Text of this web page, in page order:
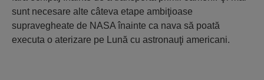
sunt necesare alte câteva etape ambiţioase
supravegheate de NASA înainte ca nava să poată
executa o aterizare pe Lună cu astronauţi americani.